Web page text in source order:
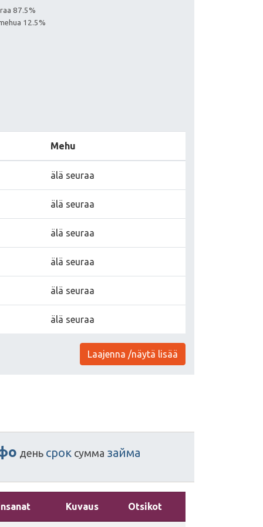
87.5%
12.5%
Mehu
älä seuraa
älä seuraa
älä seuraa
älä seuraa
älä seuraa
älä seuraa
Laajenna /näytä lisää
день срок сумма займа
Kuvaus Otsikot